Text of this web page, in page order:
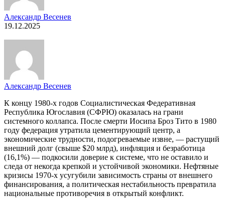
Александр Весенев
19.12.2025
Александр Весенев
К концу 1980-х годов Социалистическая Федеративная
Республика Югославия (СФРЮ) оказалась на грани
системного коллапса. После смерти Иосипа Броз Тито в 1980
году федерация утратила цементирующий центр, а
экономические трудности, подогреваемые извне, — растущий
внешний долг (свыше $20 млрд), инфляция и безработица
(16,1%) — подкосили доверие к системе, что не оставило и
следа от некогда крепкой и устойчивой экономики. Нефтяные
кризисы 1970-х усугубили зависимость страны от внешнего
финансирования, а политическая нестабильность превратила
национальные противоречия в открытый конфликт.